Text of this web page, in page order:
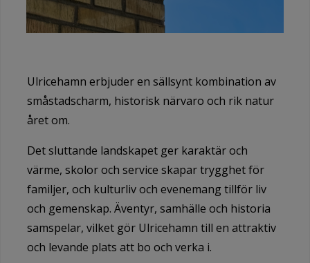
Ulricehamn erbjuder en sällsynt kombination av
småstadscharm, historisk närvaro och rik natur
året om.
Det sluttande landskapet ger karaktär och
värme, skolor och service skapar trygghet för
familjer, och kulturliv och evenemang tillför liv
och gemenskap. Äventyr, samhälle och historia
samspelar, vilket gör Ulricehamn till en attraktiv
och levande plats att bo och verka i.